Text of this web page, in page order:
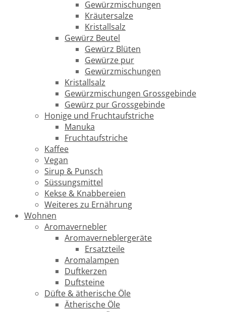
Gewürzmischungen
Kräutersalze
Kristallsalz
Gewürz Beutel
Gewürz Blüten
Gewürze pur
Gewürzmischungen
Kristallsalz
Gewürzmischungen Grossgebinde
Gewürz pur Grossgebinde
Honige und Fruchtaufstriche
Manuka
Fruchtaufstriche
Kaffee
Vegan
Sirup & Punsch
Süssungsmittel
Kekse & Knabbereien
Weiteres zu Ernährung
Wohnen
Aromavernebler
Aromaverneblergeräte
Ersatzteile
Aromalampen
Duftkerzen
Duftsteine
Düfte & ätherische Öle
Ätherische Öle